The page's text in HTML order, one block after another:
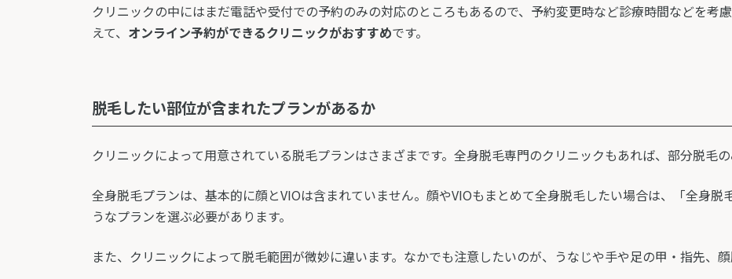
クリニックの中にはまだ電話や受付での予約のみの対応のところもあるので、予約変更時など診療時間などを考
えて、 オンライン予約ができるクリニックがおすすめです。
脱毛したい部位が含まれたプランがあるか
クリニックによって用意されている脱毛プランはさまざまです。全身脱毛専門のクリニックもあれば、部分脱毛の
全身脱毛プランは、基本的に顔とVIOは含まれていません。顔やVIOもまとめて全身脱毛したい場合は、「全身脱
うなプランを選ぶ必要があります。
また、クリニックによって脱毛範囲が微妙に違います。なかでも注意したいのが、うなじや手や足の甲・指先、